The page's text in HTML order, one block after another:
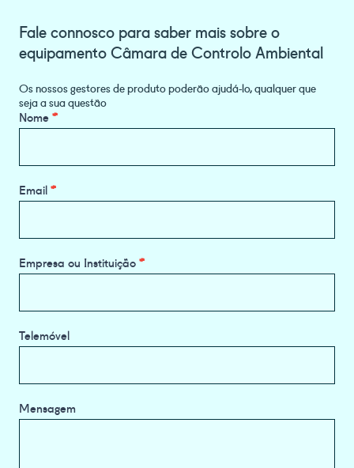
Fale connosco para saber mais sobre o
equipamento Câmara de Controlo Ambiental
Os nossos gestores de produto poderão ajudá-lo, qualquer que
seja a sua questão
Product
Information
Nome*
Email*
Empresa ou Instituição*
Telemóvel
Mensagem